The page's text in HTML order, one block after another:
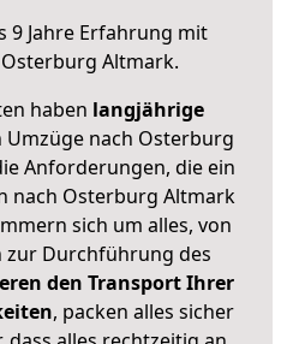
9 Jahre Erfahrung mit
Osterburg Altmark.
haben langjährige
Umzüge nach Osterburg
Anforderungen, die ein
nach Osterburg Altmark
sich um alles, von
zur Durchführung des
den Transport Ihrer
, packen alles sicher